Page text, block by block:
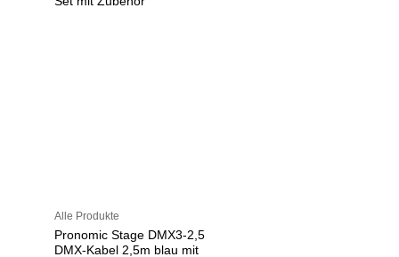
Alle Produkte
Pronomic Stage DMX3-2,5
DMX-Kabel 2,5m blau mit